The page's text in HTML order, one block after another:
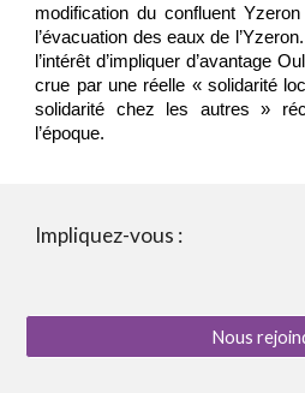
modification du confluent
l’évacuation des eaux de
l’intérêt d’impliquer d’avantage
crue par une réelle « solidarité
solidarité chez les autres »
l’époque.
Impliquez-vous :
Nous